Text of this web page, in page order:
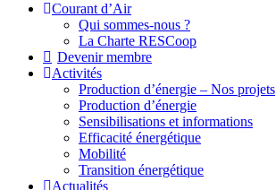
Courant d’Air
Qui sommes-nous ?
La Charte RESCoop
Devenir membre
Activités
Production d’énergie – Nos projets
Production d’énergie
Sensibilisations et informations
Efficacité énergétique
Mobilité
Transition énergétique
Actualités